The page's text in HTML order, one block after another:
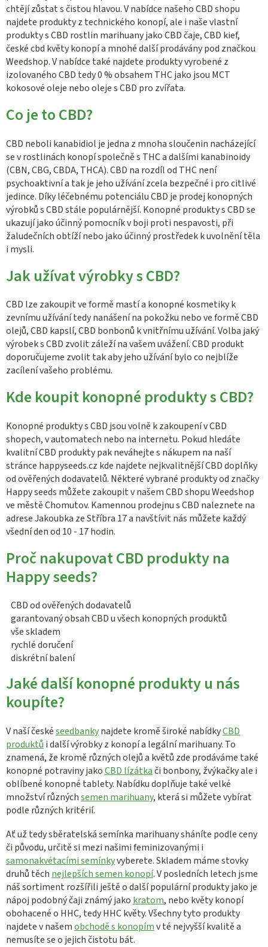
chtějí zůstat s čistou hlavou. V nabídce našeho CBD shopu
najdete produkty z technického konopí, ale i naše vlastní
produkty s CBD rostlin marihuany jako CBD čaje, CBD kief,
české cbd květy konopí a mnohé další prodávány pod značkou
Weedshop. V nabídce také najdete produkty vyrobené z
izolovaného CBD tedy 0 % obsahem THC jako jsou MCT
kokosové oleje nebo oleje s CBD pro zvířata.
Co je to CBD?
CBD neboli kanabidiol je jedna z mnoha sloučenin nacházející
se v rostlinách konopí společně s THC a dalšími kanabinoidy
(CBN, CBG, CBDA, THCA). CBD na rozdíl od THC není
psychoaktivní a tak je jeho užívání zcela bezpečné i pro citlivé
jedince. Díky léčebnému potenciálu CBD je prodej konopných
výrobků s CBD stále populárnější. Konopné produkty s CBD se
ukazují jako účinný pomocník v boji proti nespavosti, při
žaludečních obtíží nebo jako účinný prostředek k uvolnění těla
i mysli.
Jak užívat výrobky s CBD?
CBD lze zakoupit ve formě mastí a konopné kosmetiky k
zevnímu užívání tedy nanášení na pokožku nebo ve formě CBD
olejů, CBD kapslí, CBD bonbonů k vnitřnímu užívání. Volba jaký
výrobek s CBD zvolit záleží na vašem uvážení. CBD produkt
doporučujeme zvolit tak aby jeho užívání bylo co nejblíže
zacílení vašeho problému.
Kde koupit konopné produkty s CBD?
Konopné produkty s CBD jsou volně k zakoupení v CBD
shopech, v automatech nebo na internetu. Pokud hledáte
kvalitní CBD produkty pak neváhejte s nákupem na naší
stránce happyseeds.cz kde najdete nejkvalitnější CBD doplňky
od ověřených dodavatelů. Některé vybrané produkty od značky
Happy seeds můžete zakoupit v našem CBD shopu Weedshop
ve městě Chomutov. Kamennou prodejnu s CBD naleznete na
adrese Jakoubka ze Stříbra 17 a navštívit nás můžete každý
všední den od 10 - 17 hodin.
Proč nakupovat CBD produkty na
Happy seeds?
CBD od ověřených dodavatelů
garantovaný obsah CBD u všech konopných produktů
vše skladem
rychlé doručení
diskrétní balení
Jaké další konopné produkty u nás
koupíte?
V naší českéseedbankynajdete kromě široké nabídkyCBD
produktů i další výrobky z konopí a legální marihuany. To
znamená, že kromě různých olejů a květů zde prodáváme také
konopné potraviny jakoCBD lízátkači bonbony, žvýkačky ale i
oblíbené konopné tablety. Nabídku doplňuje také velké
množství různýchsemen marihuany, která si můžete vybírat
podle různých kritérií.
Ať už tedy sběratelská semínka marihuany sháníte podle ceny
či původu, určitě si mezi našimi feminizovanými i
samonakvétacími semínkyvyberete. Skladem máme stovky
druhů těch nejlepších semen konopí. V posledních letech jsme
náš sortiment rozšířili ještě o další populární produkty jako je
nápoj podobný čaji známý jako kratom, nebo květy konopí
obohacené o HHC, tedy HHC květy. Všechny tyto produkty
najdete v našemobchodě s konopímv té nejvyšší kvalitě a
nemusíte se o jejich čistotu bát.